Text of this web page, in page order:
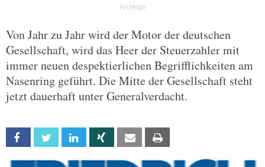
Von Jahr zu Jahr wird der Motor der deutschen
Gesellschaft, wird das Heer der Steuerzahler mit
immer neuen despektierlichen Begrifflichkeiten am
Nasenring geführt. Die Mitte der Gesellschaft steht
jetzt dauerhaft unter Generalverdacht.
Facebook Twitter Linkedin Xing Email